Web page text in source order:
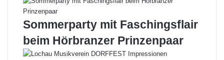
Sommerparty mit Faschingsflair
beim Hörbranzer Prinzenpaar